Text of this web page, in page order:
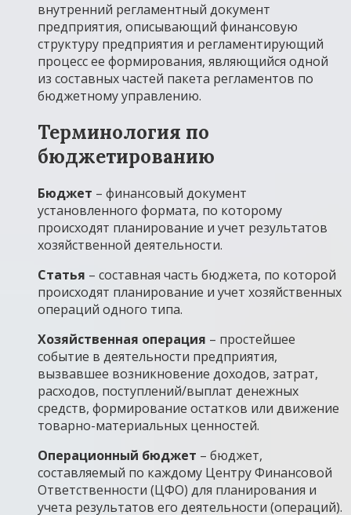
внутренний регламентный документ
предприятия, описывающий финансовую
структуру предприятия и регламентирующий
процесс ее формирования, являющийся одной
из составных частей пакета регламентов по
бюджетному управлению.
Терминология по
бюджетированию
Бюджет – финансовый документ
установленного формата, по которому
происходят планирование и учет результатов
хозяйственной деятельности.
Статья – составная часть бюджета, по которой
происходят планирование и учет хозяйственных
операций одного типа.
Хозяйственная операция – простейшее
событие в деятельности предприятия,
вызвавшее возникновение доходов, затрат,
расходов, поступлений/выплат денежных
средств, формирование остатков или движение
товарно-материальных ценностей.
Операционный бюджет – бюджет,
составляемый по каждому Центру Финансовой
Ответственности (ЦФО) для планирования и
учета результатов его деятельности (операций).